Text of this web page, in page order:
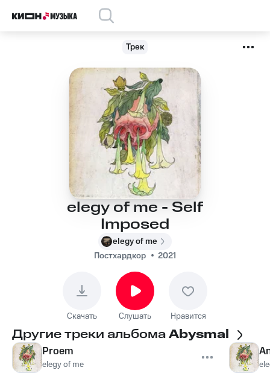
Трек
elegy of me - Self
Imposed
elegy of me
Постхардкор
2021
Скачать Слушать Нравится
Другие треки альбомаAbysmal
Proem
elegy of me